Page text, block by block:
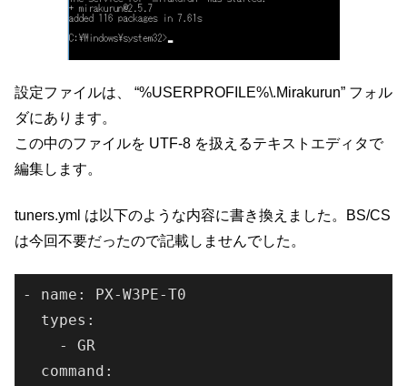
設定ファイルは、 “%USERPROFILE%\.Mirakurun” フォル
ダにあります。
この中のファイルを UTF-8 を扱えるテキストエディタで
編集します。
tuners.yml は以下のような内容に書き換えました。BS/CS
は今回不要だったので記載しませんでした。
- name: PX-W3PE-T0